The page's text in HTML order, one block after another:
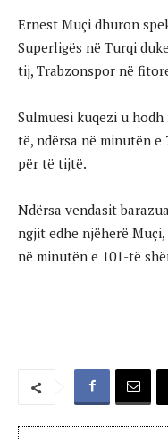
Ernest Muçi dhuron
Superligës në Turqi
tij, Trabzonspor në
Sulmuesi kuqezi u
të, ndërsa në minutën
për të tijtë.
Ndërsa vendasit
ngjit edhe njëherë
në minutën e 101-të